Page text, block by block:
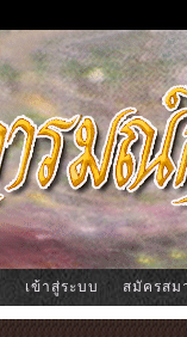
เข้าสู่ระบบ สมัครสม